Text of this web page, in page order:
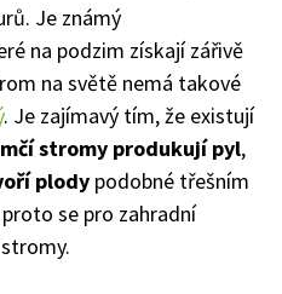
Je známý
na podzim získají zářivě
na světě nemá takové
. Je zajímavý tím, že existují
stromy produkují pyl,
plody podobné třešním
se pro zahradní